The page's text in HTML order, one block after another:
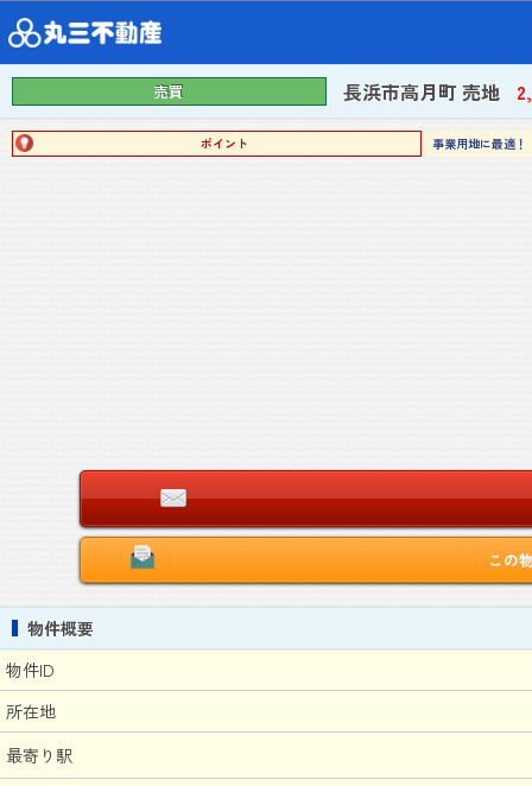
売買 長浜市高月町 売地
ポイント 事業用地に最適！
この
物件概要
物件ID
所在地
最寄り駅